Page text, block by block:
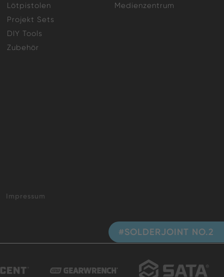
#SOLDERJOINT NO.2
Lötpistolen
Projekt Sets
DIY Tools
Zubehör
Medienzentrum
Impressum